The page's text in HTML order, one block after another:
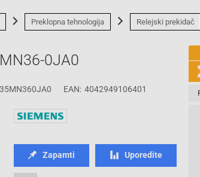
Preklopna tehnologija Relejski prekidač
0JA0
EAN: 4042949106401
Zapamti Uporedite